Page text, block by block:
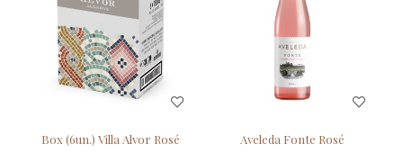
Box (6un.) Villa Alvor Rosé Aveleda Fonte Rosé